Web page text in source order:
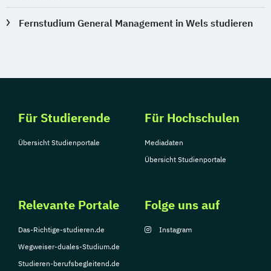
Kultur- und Medienpädagogik
Marketingmanagement
Maschinenbau
Mechatronik
Fernstudium General Management in Wels studieren
Für Studierende
Übersicht Studienportale
Für Hochschulen
Mediadaten
Übersicht Studienportale
Relevante Portale
Das-Richtige-studieren.de
Wegweiser-duales-Studium.de
Studieren-berufsbegleitend.de
Folge uns auf
Instagram